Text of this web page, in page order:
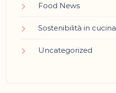
Food News
Sostenibilità in cucina
Uncategorized